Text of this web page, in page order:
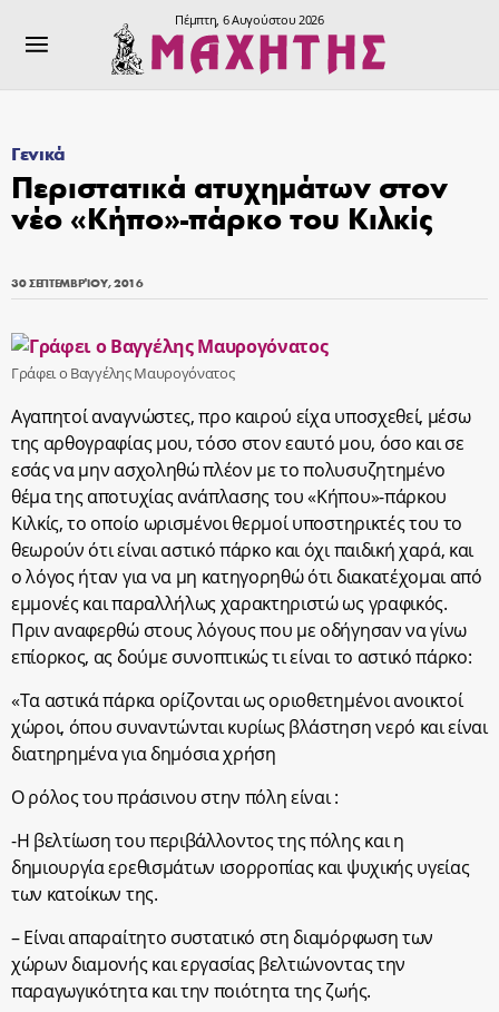
Πέμπτη, 6 Αυγούστου 2026
Γενικά
Περιστατικά ατυχημάτων στον
νέο «Κήπο»-πάρκο του Κιλκίς
30 ΣΕΠΤΕΜΒΡΊΟΥ, 2016
Γράφει ο Βαγγέλης Μαυρογόνατος
Αγαπητοί αναγνώστες, προ καιρού είχα υποσχεθεί, μέσω
της αρθογραφίας μου, τόσο στον εαυτό μου, όσο και σε
εσάς να μην ασχοληθώ πλέον με το πολυσυζητημένο
θέμα της αποτυχίας ανάπλασης του «Kήπου»-πάρκου
Κιλκίς, το οποίο ωρισμένοι θερμοί υποστηρικτές του το
θεωρούν ότι είναι αστικό πάρκο και όχι παιδική χαρά, και
ο λόγος ήταν για να μη κατηγορηθώ ότι διακατέχομαι από
εμμονές και παραλλήλως χαρακτηριστώ ως γραφικός.
Πριν αναφερθώ στους λόγους που με οδήγησαν να γίνω
επίορκος, ας δούμε συνοπτικώς τι είναι το αστικό πάρκο:
«Τα αστικά πάρκα ορίζονται ως οριοθετημένοι ανοικτοί
χώροι, όπου συναντώνται κυρίως βλάστηση νερό και είναι
διατηρημένα για δημόσια χρήση
Ο ρόλος του πράσινου στην πόλη είναι :
-Η βελτίωση του περιβάλλοντος της πόλης και η
δημιουργία ερεθισμάτων ισορροπίας και ψυχικής υγείας
των κατοίκων της.
– Είναι απαραίτητο συστατικό στη διαμόρφωση των
χώρων διαμονής και εργασίας βελτιώνοντας την
παραγωγικότητα και την ποιότητα της ζωής.